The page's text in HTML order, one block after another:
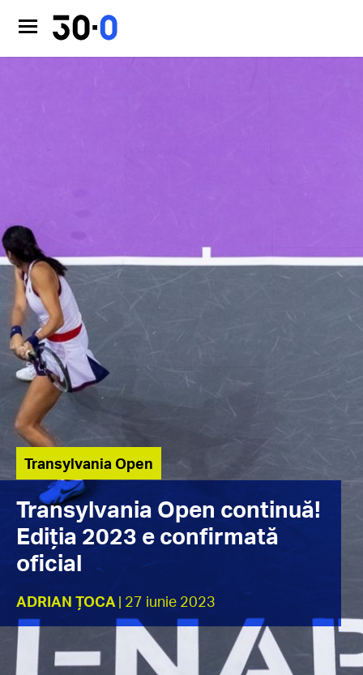
Transylvania Open
Transylvania Open continuă!
Ediția 2023 e confirmată
oficial
ADRIAN ȚOCA | 27 iunie 2023